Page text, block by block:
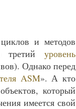
и методов
третий уровень
Однако перед
ASM». А кто
который
имеется свой